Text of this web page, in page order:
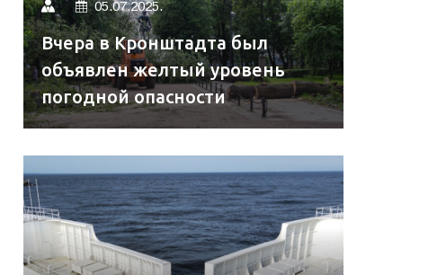
05.07.2025.
Вчера в Кронштадта был
объявлен желтый уровень
погодной опасности